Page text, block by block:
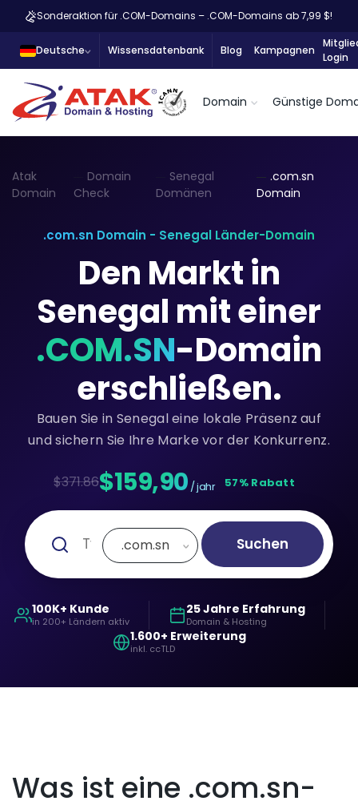
Sonderaktion für .COM-Domains – .COM-Domains ab 7,99 $!
Deutsche Wissensdatenbank Blog Kampagnen
Login
Domain Günstige
Atak
Domain
Domain
Check
Senegal
Domänen
.com.sn
Domain
.com.sn Domain - Senegal Länder-Domain
Den Markt in
Senegal mit einer
.COM.SN-Domain
erschließen.
Bauen Sie in Senegal eine lokale Präsenz auf
und sichern Sie Ihre Marke vor der Konkurrenz.
$371.86$159,90 / jahr 57% Rabatt
.com.sn Suchen
100K+ Kunde
in 200+ Ländern aktiv
25 Jahre Erfahrung
Domain & Hosting
1.600+ Erweiterung
inkl. ccTLD
Was ist eine .com.sn-